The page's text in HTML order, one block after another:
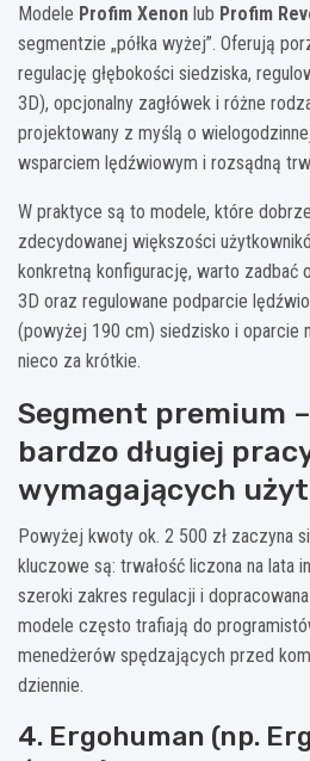
Modele Profim Xenon lub Profim
segmentzie „półka wyżej”. Oferują
regulację głębokości siedziska,
3D), opcjonalny zagłówek i różne
projektowany z myślą o
wsparciem lędźwiowym i rozsądną
W praktyce są to modele, które
zdecydowanej większości
konkretną konfigurację, warto zadbać
3D oraz regulowane podparcie
(powyżej 190 cm) siedzisko i oparcie
nieco za krótkie.
Segment premium
bardzo długiej
wymagających
Powyżej kwoty ok. 2 500 zł zaczyna
kluczowe są: trwałość liczona na lata
szeroki zakres regulacji i
modele często trafiają do
menedżerów spędzających przed
dziennie.
4. Ergohuman (np.